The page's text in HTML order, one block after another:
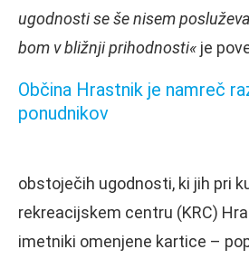
ugodnosti se še nisem
bom v bližnji prihodnosti« je
Občina Hrastnik je namreč
ponudnikov
obstoječih ugodnosti, ki jih pri
rekreacijskem centru (KRC)
imetniki omenjene kartice –